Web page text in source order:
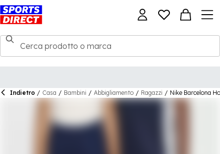
Indietro / Casa / Bambini / Abbigliamento / Ragazzi / Nike Barcelona